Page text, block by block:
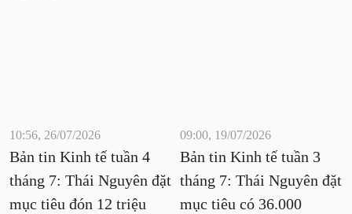
10:56, 26/07/2026
Bản tin Kinh tế tuần 4
tháng 7: Thái Nguyên đặt
mục tiêu đón 12 triệu
09:00, 19/07/2026
Bản tin Kinh tế tuần 3
tháng 7: Thái Nguyên đặt
mục tiêu có 36.000